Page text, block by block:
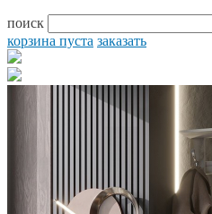
поиск
корзина пуста заказать